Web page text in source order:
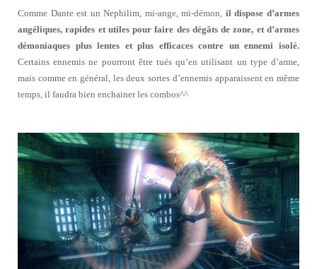
Comme Dante est un Nephilim, mi-ange, mi-démon, il dispose d’armes
angéliques, rapides et utiles pour faire des dégâts de zone, et d’armes
démoniaques plus lentes et plus efficaces contre un ennemi isolé.
Certains ennemis ne pourront être tués qu’en utilisant un type d’arme,
mais comme en général, les deux sortes d’ennemis apparaissent en même
temps, il faudra bien enchainer les combos^^